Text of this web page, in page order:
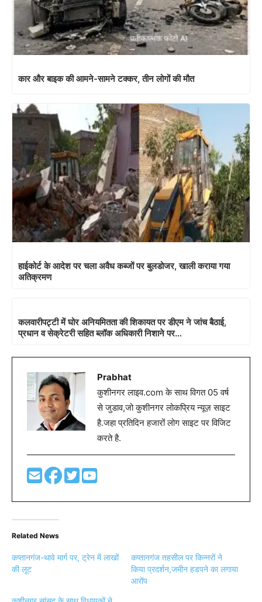
कार और बाइक की आमने-सामने टक्कर, तीन लोगों की मौत
हाईकोर्ट के आदेश पर चला अवैध कब्जों पर बुलडोजर, खाली कराया गया
अतिक्रमण
कलवारीपट्टी में घोर अनियमितता की शिकायत पर डीएम ने जांच बैठाई,
प्रधान व सेक्रेटरी सहित ब्लॉक अधिकारी निशाने पर…
Prabhat
कुशीनगर लाइव.com के साथ विगत 05 वर्ष
से जुडाव,जो कुशीनगर लोकप्रिय न्यूज़ साइट
है.जहा प्रतिदिन हजारों लोग साइट पर विजिट
करते है.
Related News
कप्तानगंज-थावे मार्ग पर, ट्रेन में लाखों
की लूट
कप्तानगंज तहसील पर किन्नरों ने
किया प्रदर्शन,जमीन हडपने का लगाया
आरोंप